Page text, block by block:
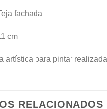
fachada
cm
artística para pintar
RELACIONADOS